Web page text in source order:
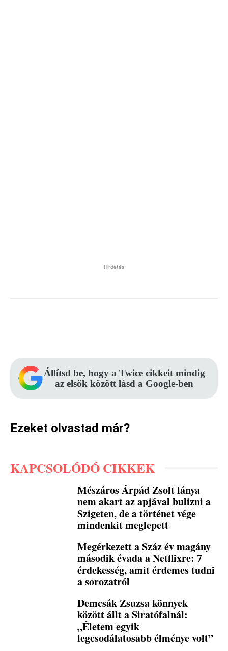
Hirdetés
Állítsd be, hogy a Twice cikkeit mindig
az elsők között lásd a Google-ben
Ezeket olvastad már?
KAPCSOLÓDÓ CIKKEK
Mészáros Árpád Zsolt lánya
nem akart az apjával bulizni a
Szigeten, de a történet vége
mindenkit meglepett
Megérkezett a Száz év magány
második évada a Netflixre: 7
érdekesség, amit érdemes tudni
a sorozatról
Demcsák Zsuzsa könnyek
között állt a Siratófalnál:
„Életem egyik
legcsodálatosabb élménye volt”